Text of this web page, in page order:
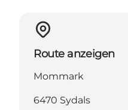
Route anzeigen
Mommark
6470 Sydals